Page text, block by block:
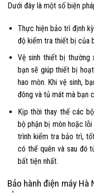
Dưới đây là một số biện
Thực hiện bảo trì định
độ kiểm tra thiết bị của
Vệ sinh thiết bị thường
bạn sẽ giúp thiết bị
hao mòn. Khi vệ sinh,
đông và tủ mát mà bạn
Kịp thời thay thế các
bộ phận bị mòn hoặc
trình kiểm tra bảo trì,
có thể quên và sau đó
bất tiện nhất.
Bảo hành điện máy Hà